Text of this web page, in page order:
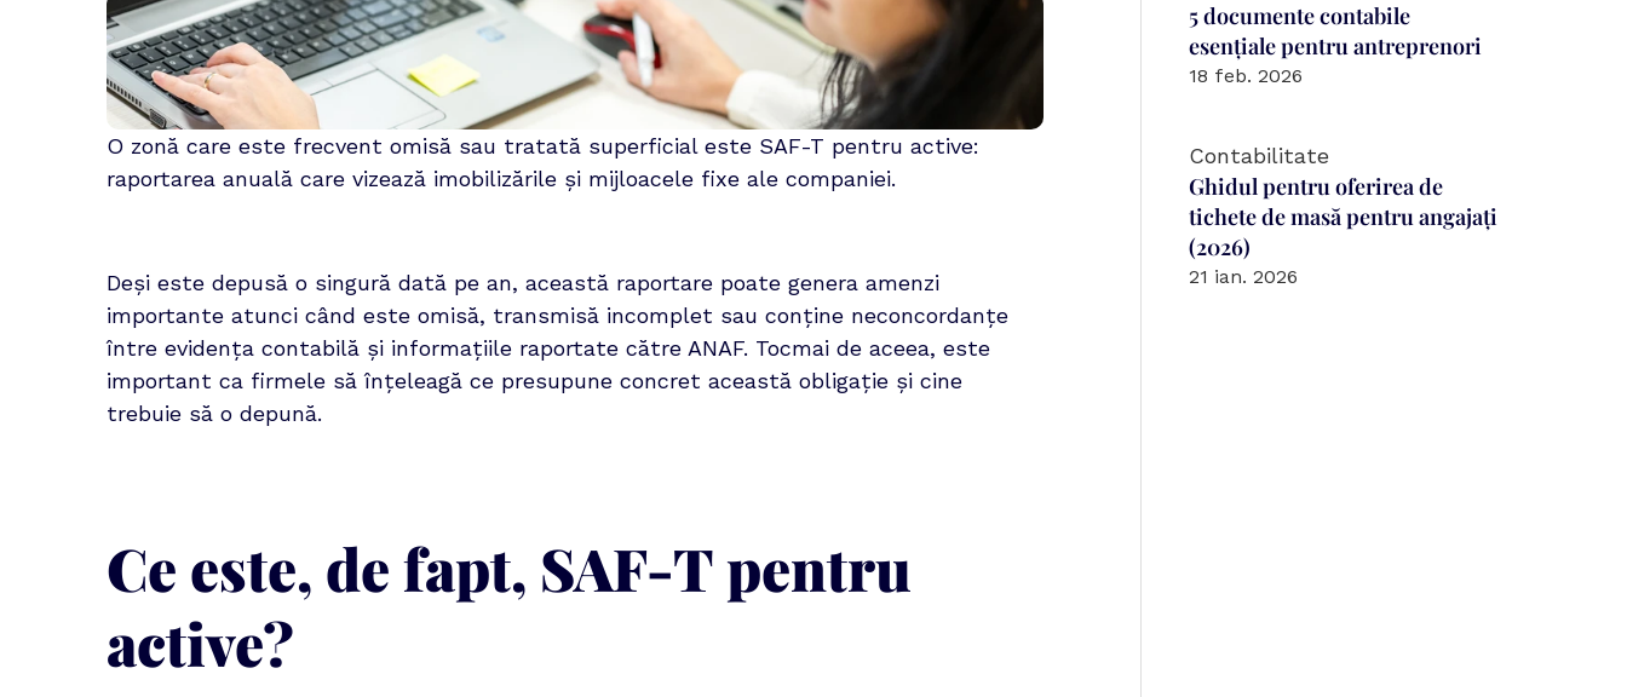
O zonă care este frecvent omisă sau tratată superficial este SAF-T pentru active:
raportarea anuală care vizează imobilizările și mijloacele fixe ale companiei.
Deși este depusă o singură dată pe an, această raportare poate genera amenzi
importante atunci când este omisă, transmisă incomplet sau conține neconcordanțe
între evidența contabilă și informațiile raportate către ANAF. Tocmai de aceea, este
important ca firmele să înțeleagă ce presupune concret această obligație și cine
trebuie să o depună.
Ce este, de fapt, SAF-T pentru
active?
5 documente contabile
esențiale pentru antreprenori
18 feb. 2026
Contabilitate
Ghidul pentru oferirea de
tichete de masă pentru angajați
(2026)
21 ian. 2026